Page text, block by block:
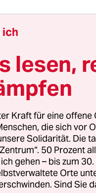
ich
lesen,
Kraft für eine offene
die sich vor
Solidarität. Die
50 Prozent
gehen – bis zum
Orte
Sind Sie